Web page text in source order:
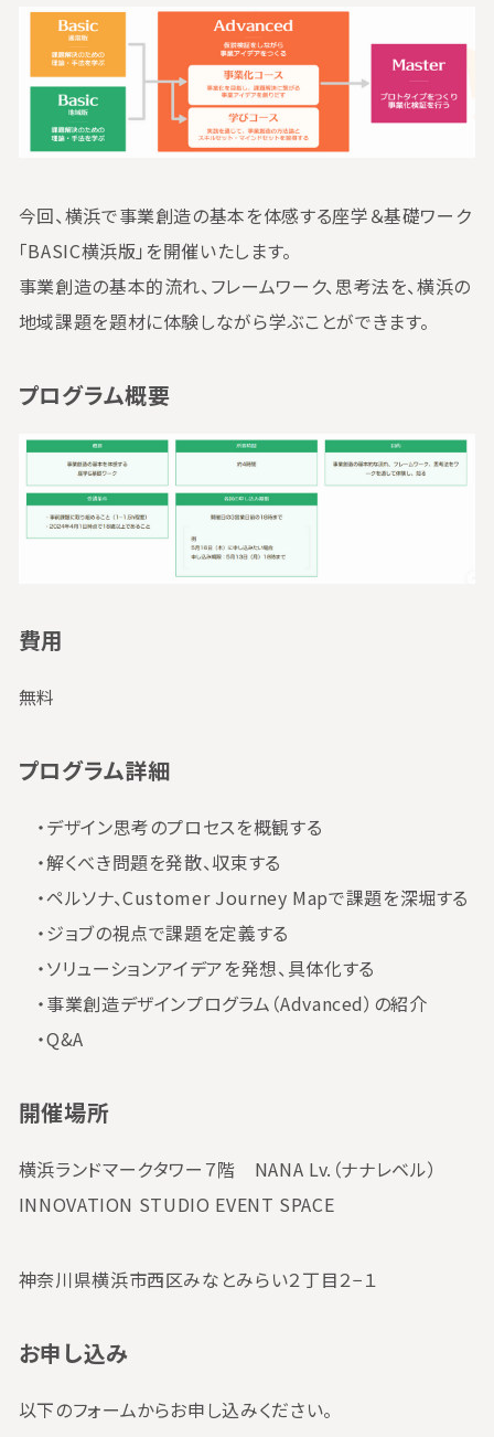
今回、横浜で事業創造の基本を体感する座学＆基礎ワーク
「BASIC横浜版」を開催いたします。
事業創造の基本的流れ、フレームワーク、思考法を、横浜の
地域課題を題材に体験しながら学ぶことができます。
プログラム概要
費用
無料
プログラム詳細
・デザイン思考のプロセスを概観する
・解くべき問題を発散、収束する
・ペルソナ、Customer Journey Mapで課題を深堀する
・ジョブの視点で課題を定義する
・ソリューションアイデアを発想、具体化する
・事業創造デザインプログラム（Advanced）の紹介
・Q&A
開催場所
横浜ランドマークタワー７階 NANA Lv.（ナナレベル）
INNOVATION STUDIO EVENT SPACE
神奈川県横浜市西区みなとみらい２丁目２−１
お申し込み
以下のフォームからお申し込みください。